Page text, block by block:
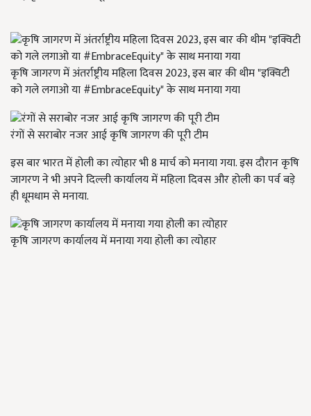
कृषि जागरण में अंतर्राष्ट्रीय महिला दिवस 2023, इस बार की थीम "इक्विटी
को गले लगाओ या #EmbraceEquity" के साथ मनाया गया
रंगों से सराबोर नजर आई कृषि जागरण की पूरी टीम
इस बार भारत में होली का त्योहार भी 8 मार्च को मनाया गया. इस दौरान कृषि
जागरण ने भी अपने दिल्ली कार्यालय में महिला दिवस और होली का पर्व बड़े
ही धूमधाम से मनाया.
कृषि जागरण कार्यालय में मनाया गया होली का त्योहार